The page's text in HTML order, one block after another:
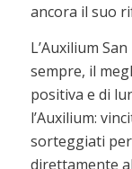
ancora il suo
L’Auxilium
sempre, il
positiva e di
l’Auxilium:
sorteggiati
direttamente